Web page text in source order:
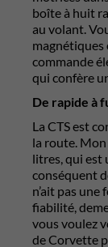
boîte à huit
au volant.
magnétiques
commande
qui confère
De rapide à
La CTS est
la route.
litres, qui est
conséquent
n’ait pas
fiabilité,
vous voulez
de Corvette